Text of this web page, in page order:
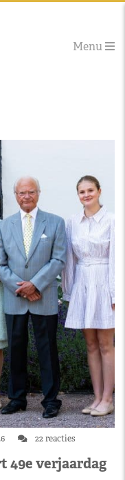
Menu
22 reacties
49e verjaardag